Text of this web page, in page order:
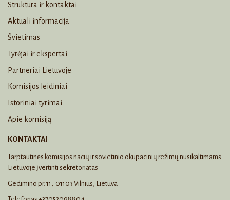
Struktūra ir kontaktai
Aktuali informacija
Švietimas
Tyrėjai ir ekspertai
Partneriai Lietuvoje
Komisijos leidiniai
Istoriniai tyrimai
Apie komisiją
KONTAKTAI
Tarptautinės komisijos nacių ir sovietinio okupacinių režimų nusikaltimams
Lietuvoje įvertinti sekretoriatas
Gedimino pr. 11, 01103 Vilnius, Lietuva